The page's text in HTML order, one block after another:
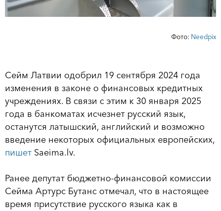
Фото: Needpix
Сейм Латвии одобрил 19 сентября 2024 года
изменения в законе о финансовых кредитных
учреждениях. В связи с этим к 30 января 2025
года в банкоматах исчезнет русский язык,
останутся латышский, английский и возможно
введение некоторых официальных европейских,
пишет Saeima.lv.
Ранее депутат бюджетно-финансовой комиссии
Сейма Артурс Бутанс отмечал, что в настоящее
время присутствие русского языка как в